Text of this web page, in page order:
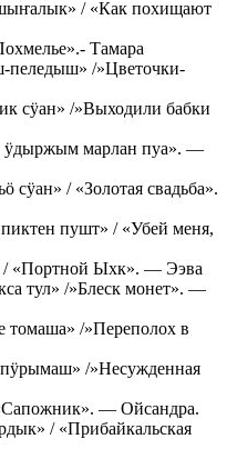
/ «Как похищают
Тамара
/»Цветочки-
сӱан» /»Выходили бабки
ӱдыржым марлан пуа». —
сӱан» / «Золотая свадьба».
пушт» / «Убей меня,
/ «Портной Ыхк». — Ээва
тул» /»Блеск монет». —
томаша» /»Переполох в
/»Несужденная
— Ойсандра.
/ «Прибайкальская